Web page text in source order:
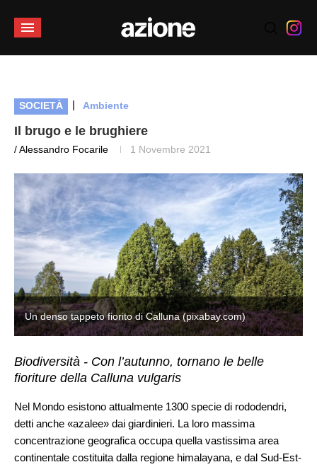
SOCIETÀ | Ambiente
Il brugo e le brughiere
/ Alessandro Focarile 1 Novembre 2021
Un denso tappeto fiorito di Calluna (pixabay.com)
Biodiversità - Con l’autunno, tornano le belle
fioriture della Calluna vulgaris
Nel Mondo esistono attualmente 1300 specie di rododendri,
detti anche «azalee» dai giardinieri. La loro massima
concentrazione geografica occupa quella vastissima area
continentale costituita dalla regione himalayana, e dal Sud-Est-